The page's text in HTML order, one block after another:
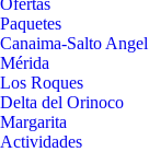
Ofertas
Paquetes
Canaima-Salto Angel
Mérida
Los Roques
Delta del Orinoco
Margarita
Actividades